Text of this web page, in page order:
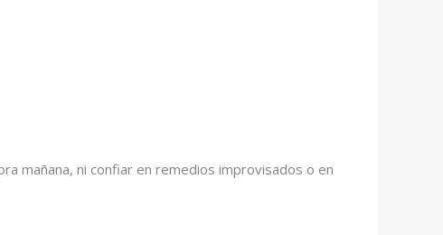
mañana, ni confiar en remedios improvisados o en